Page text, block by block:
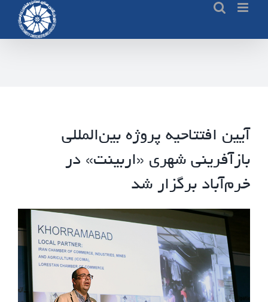
content
آیین افتتاحیه پروژه بین‌المللی
بازآفرینی شهری «اربینت» در
خرم‌آباد برگزار شد